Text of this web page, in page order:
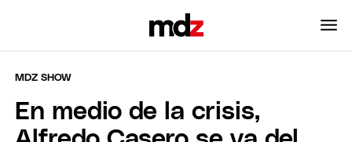
MDZ SHOW
En medio de la crisis,